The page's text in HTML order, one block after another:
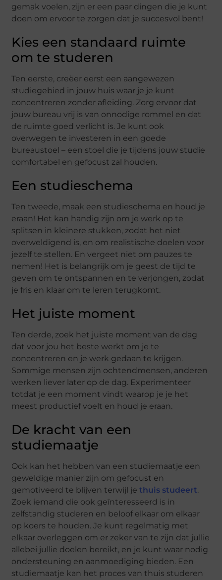
gemak voelen, zijn er een paar dingen die je kunt
doen om ervoor te zorgen dat je succesvol bent!
Kies een standaard ruimte
om te studeren
Ten eerste, creëer eerst een aangewezen
studiegebied in jouw huis waar je je kunt
concentreren zonder afleiding. Zorg ervoor dat
jouw bureau vrij is van onnodige rommel en dat
de ruimte goed verlicht is. Je kunt ook
overwegen te investeren in een goede
bureaustoel – een stoel die je tijdens jouw studie
comfortabel en gefocust zal houden.
Een studieschema
Ten tweede, maak een studieschema en houd je
eraan! Het kan handig zijn om je werk op te
splitsen in kleinere stukken, zodat het niet
overweldigend is, en om realistische doelen voor
jezelf te stellen. En vergeet niet om pauzes te
nemen! Het is belangrijk om je geest de tijd te
geven om te ontspannen en te verjongen, zodat
je fris en klaar om te leren terugkomt.
Het juiste moment
Ten derde, zoek het juiste moment van de dag
dat voor jou het beste werkt om je te
concentreren en je werk gedaan te krijgen.
Sommige mensen zijn ochtendmensen, anderen
werken liever later op de dag. Experimenteer
totdat je een moment vindt waarop je je het
meest productief voelt en houd je eraan.
De kracht van een
studiemaatje
Ook kan het hebben van een studiemaatje een
geweldige manier zijn om gefocust en
gemotiveerd te blijven terwijl jethuis studeert.
Zoek iemand die ook geïnteresseerd is in
zelfstandig studeren en beloof elkaar om elkaar
op koers te houden. Je kunt regelmatig met
elkaar overleggen om er zeker van te zijn dat jullie
allebei jullie doelen bereikt, en je kunt waar nodig
ondersteuning en aanmoediging bieden. Een
studiemaatje kan het proces van thuis studeren